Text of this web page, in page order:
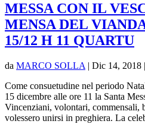
MESSA CON IL
MENSA DEL
15/12 H 11 QUARTU
da MARCO SOLLA | Dic 14, 2018 |
Come consuetudine nel periodo
15 dicembre alle ore 11 la Santa
Vincenziani, volontari, commensali,
volessero unirsi in preghiera. La